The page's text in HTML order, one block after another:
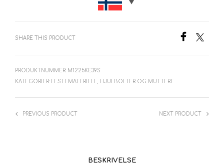
SHARE THIS PRODUCT
PRODUKTNUMMER: M1225KE39S
KATEGORIER: FESTEMATERIELL, HJULBOLTER OG MUTTERE
PREVIOUS PRODUCT NEXT PRODUCT
BESKRIVELSE